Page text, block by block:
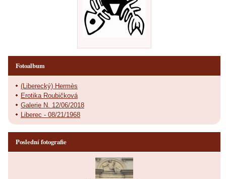
Fotoalbum
(Liberecký) Hermès
Erotika Roubičková
Galerie N. 12/06/2018
Liberec - 08/21/1968
Poslední fotografie